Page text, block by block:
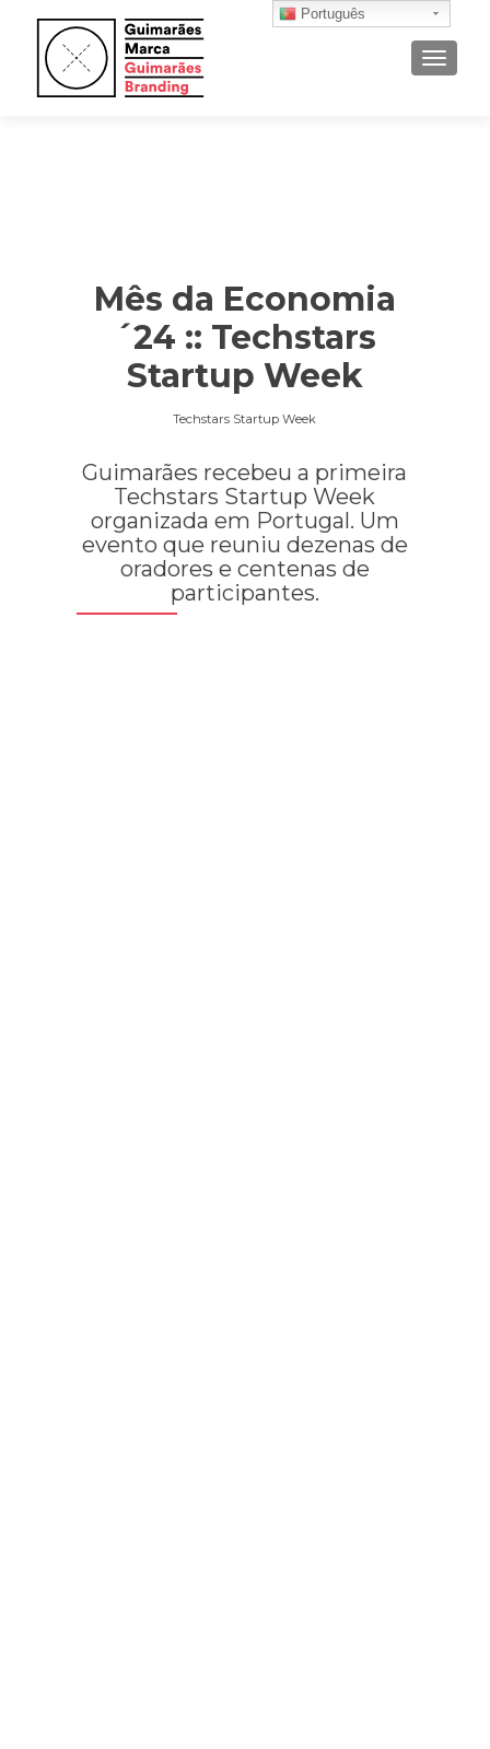
Mês da Economia
´24 :: Techstars
Startup Week
Techstars Startup Week
Guimarães recebeu a primeira
Techstars Startup Week
organizada em Portugal. Um
evento que reuniu dezenas de
oradores e centenas de
participantes.
Português